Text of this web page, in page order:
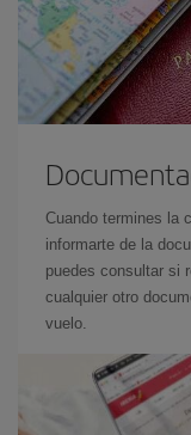
Cuando termines la
informarte de la
puedes consultar si
cualquier otro
vuelo.